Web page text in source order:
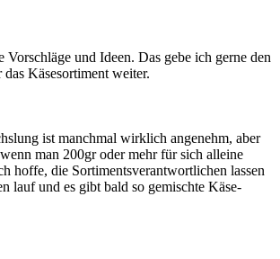
und Ideen. Das gebe ich gerne den
Käsesortiment weiter.
ist manchmal wirklich angenehm, aber
man 200gr oder mehr für sich alleine
hoffe, die Sortimentsverantwortlichen lassen
lauf und es gibt bald so gemischte Käse-